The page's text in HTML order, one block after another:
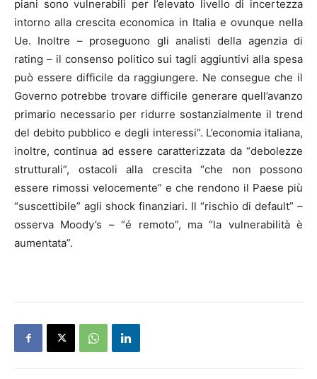
piani sono vulnerabili per l’elevato livello di incertezza
intorno alla crescita economica in Italia e ovunque nella
Ue. Inoltre – proseguono gli analisti della agenzia di
rating – il consenso politico sui tagli aggiuntivi alla spesa
può essere difficile da raggiungere. Ne consegue che il
Governo potrebbe trovare difficile generare quell’avanzo
primario necessario per ridurre sostanzialmente il trend
del debito pubblico e degli interessi”. L’economia italiana,
inoltre, continua ad essere caratterizzata da “debolezze
strutturali”, ostacoli alla crescita “che non possono
essere rimossi velocemente” e che rendono il Paese più
“suscettibile” agli shock finanziari. Il “rischio di default” –
osserva Moody’s – “é remoto”, ma “la vulnerabilità è
aumentata”.